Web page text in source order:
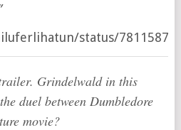
status/
Grindelwald in this
duel between Dumbledore
movie?